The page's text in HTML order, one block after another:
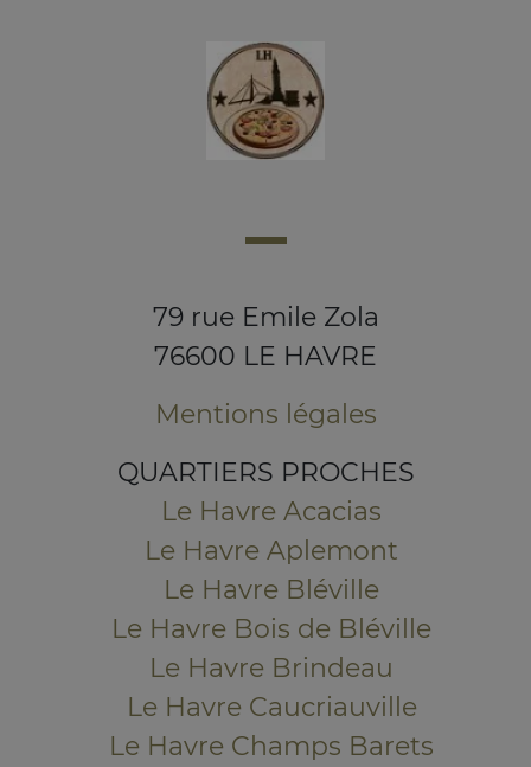
79 rue Emile Zola
76600 LE HAVRE
Mentions légales
QUARTIERS PROCHES
Le Havre Acacias
Le Havre Aplemont
Le Havre Bléville
Le Havre Bois de Bléville
Le Havre Brindeau
Le Havre Caucriauville
Le Havre Champs Barets